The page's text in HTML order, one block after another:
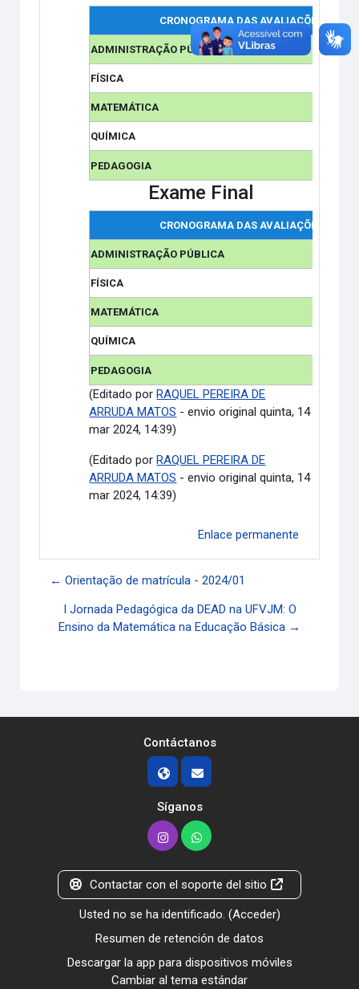
CRONOGRAMA DAS AVALIAÇÕES
ADMINISTRAÇÃO PÚBLICA
FÍSICA
MATEMÁTICA
QUÍMICA
PEDAGOGIA
Exame Final
CRONOGRAMA DAS AVALIAÇÕES
ADMINISTRAÇÃO PÚBLICA
FÍSICA
MATEMÁTICA
QUÍMICA
PEDAGOGIA
(Editado porRAQUEL PEREIRA DE
ARRUDA MATOS - envio original quinta, 14
mar 2024, 14:39)
(Editado porRAQUEL PEREIRA DE
ARRUDA MATOS - envio original quinta, 14
mar 2024, 14:39)
Enlace permanente
← Orientação de matrícula - 2024/01
I Jornada Pedagógica da DEAD na UFVJM: O
Ensino da Matemática na Educação Básica →
Contáctanos
Síganos
Contactar con el soporte del sitio
Usted no se ha identificado. (Acceder)
Resumen de retención de datos
Descargar la app para dispositivos móviles
Cambiar al tema estándar